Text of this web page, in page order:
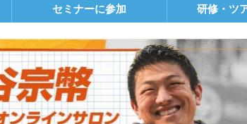
セミナーに参加 研修・ツ